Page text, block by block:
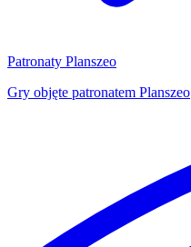
Patronaty Planszeo
Gry objęte patronatem Planszeo